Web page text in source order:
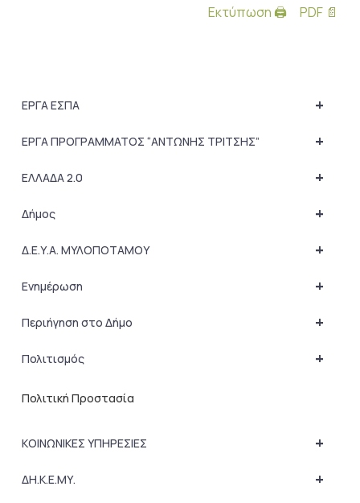
Εκτύπωση 🖨 PDF 📄
+
ΕΡΓΑ ΕΣΠΑ
+
ΕΡΓΑ ΠΡΟΓΡΑΜΜΑΤΟΣ “ΑΝΤΩΝΗΣ ΤΡΙΤΣΗΣ”
+
ΕΛΛΑΔΑ 2.0
+
Δήμος
+
Δ.Ε.Υ.Α. ΜΥΛΟΠΟΤΑΜΟΥ
+
Ενημέρωση
+
Περιήγηση στο Δήμο
+
Πολιτισμός
Πολιτική Προστασία
+
ΚΟΙΝΩΝΙΚΕΣ ΥΠΗΡΕΣΙΕΣ
+
ΔΗ.Κ.Ε.ΜΥ.